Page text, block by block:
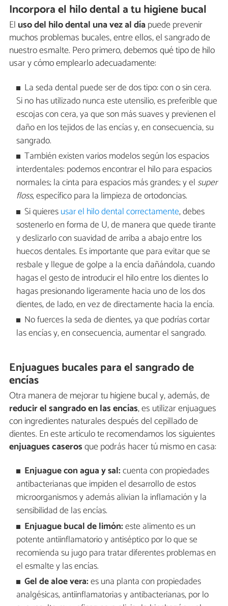
Incorpora el hilo dental a tu higiene bucal
El uso del hilo dental una vez al díapuede prevenir
muchos problemas bucales, entre ellos, el sangrado de
nuestro esmalte. Pero primero, debemos qué tipo de hilo
usar y cómo emplearlo adecuadamente:
La seda dental puede ser de dos tipo: con o sin cera.
Si no has utilizado nunca este utensilio, es preferible que
escojas con cera, ya que son más suaves y previenen el
daño en los tejidos de las encías y, en consecuencia, su
sangrado.
También existen varios modelos según los espacios
interdentales: podemos encontrar el hilo para espacios
normales; la cinta para espacios más grandes; y el super
floss, específico para la limpieza de ortodoncias.
Si quieresusar el hilo dental correctamente, debes
sostenerlo en forma de U, de manera que quede tirante
y deslizarlo con suavidad de arriba a abajo entre los
huecos dentales. Es importante que para evitar que se
resbale y llegue de golpe a la encía dañándola, cuando
hagas el gesto de introducir el hilo entre los dientes lo
hagas presionando ligeramente hacia uno de los dos
dientes, de lado, en vez de directamente hacia la encía.
No fuerces la seda de dientes, ya que podrías cortar
las encías y, en consecuencia, aumentar el sangrado.
Enjuagues bucales para el sangrado de
encías
Otra manera de mejorar tu higiene bucal y, además, de
reducir el sangrado en las encías, es utilizar enjuagues
con ingredientes naturales después del cepillado de
dientes. En este artículo te recomendamos los siguientes
enjuagues caserosque podrás hacer tú mismo en casa:
Enjuague con agua y sal:cuenta con propiedades
antibacterianas que impiden el desarrollo de estos
microorganismos y además alivian la inflamación y la
sensibilidad de las encías.
Enjuague bucal de limón:este alimento es un
potente antiinflamatorio y antiséptico por lo que se
recomienda su jugo para tratar diferentes problemas en
el esmalte y las encías.
Gel de aloe vera:es una planta con propiedades
analgésicas, antiinflamatorias y antibacterianas, por lo